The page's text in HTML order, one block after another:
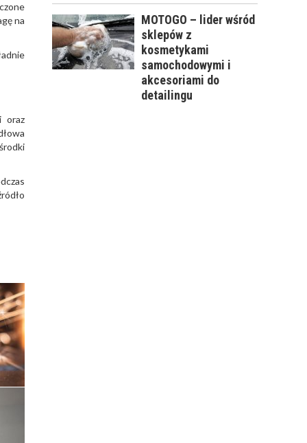
na
oraz
MOTOGO – lider wśród
sklepów z
kosmetykami
samochodowymi i
akcesoriami do
detailingu